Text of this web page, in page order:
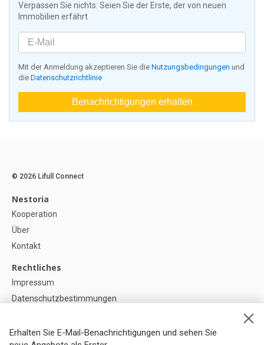
Verpassen Sie nichts: Seien Sie der Erste, der von neuen
Immobilien erfährt
Mit der Anmeldung akzeptieren Sie die Nutzungsbedingungen und
die Datenschutzrichtlinie
Benachrichtigungen erhalten
Erhalten Sie E-Mail-Benachrichtigungen und sehen Sie
© 2026 Lifull Connect
Nestoria
Kooperation
Über
Kontakt
Rechtliches
Impressum
Datenschutzbestimmungen
Cookie-Einstellunge